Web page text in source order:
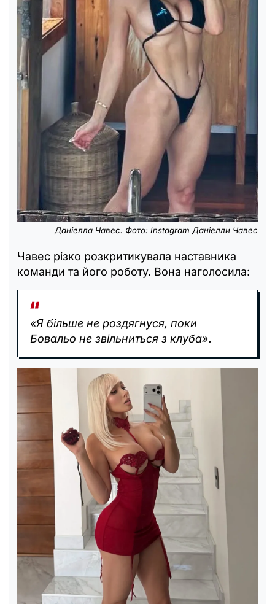
Даніелла Чавес. Фото: Instagram Даніелли Чавес
Чавес різко розкритикувала наставника
команди та його роботу. Вона наголосила:
«Я більше не роздягнуся, поки
Бовальо не звільниться з клуба».